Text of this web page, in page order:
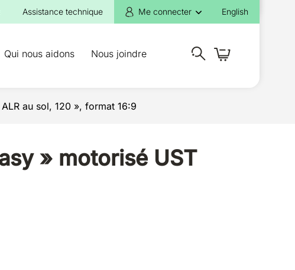
Assistance technique Me connecter English
Qui nous aidons Nous joindre
au sol, 120 », format 16:9
» motorisé UST